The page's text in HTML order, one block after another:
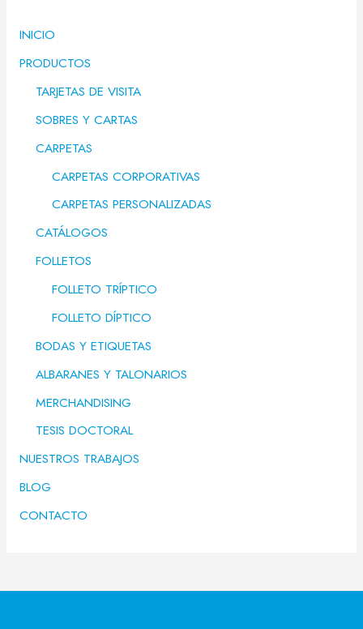
INICIO
PRODUCTOS
TARJETAS DE VISITA
SOBRES Y CARTAS
CARPETAS
CARPETAS CORPORATIVAS
CARPETAS PERSONALIZADAS
CATÁLOGOS
FOLLETOS
FOLLETO TRÍPTICO
FOLLETO DÍPTICO
BODAS Y ETIQUETAS
ALBARANES Y TALONARIOS
MERCHANDISING
TESIS DOCTORAL
NUESTROS TRABAJOS
BLOG
CONTACTO